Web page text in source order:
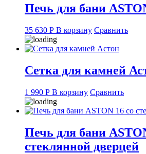
Печь для бани
35 630 Р В корзину Сравнить
Сетка для камней
1 990 Р В корзину Сравнить
Печь для бани
стеклянной дверцей